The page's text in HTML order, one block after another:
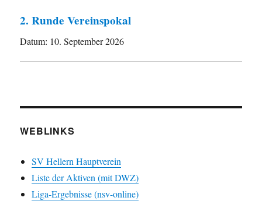
2. Runde Vereinspokal
Datum: 10. September 2026
WEBLINKS
SV Hellern Hauptverein
Liste der Aktiven (mit DWZ)
Liga-Ergebnisse (nsv-online)